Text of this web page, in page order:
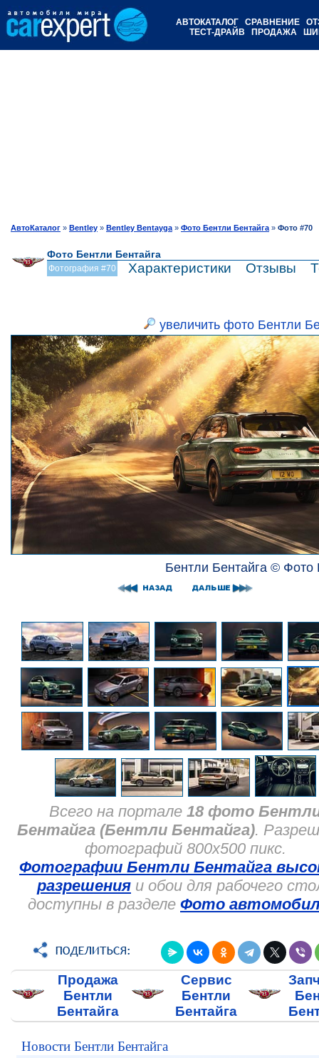
АВТОКАТАЛОГ СРАВНЕНИЕ
ТЕСТ-ДРАЙВ
ПРОДАЖА
АвтоКаталог » Bentley » Bentley Bentayga » Фото Бентли Бентайга » Фото #70
Фото Бентли Бентайга
Фотография #70 Характеристики Отзывы
увеличить фото Бентли
Бентли Бентайга © Фото
Всего на портале 18 фото
Бентайга (Бентли Бентайга).
фотографий 800x500 пикс.
Фотографии Бентли Бентайга
разрешения и обои для рабочего
доступны в разделе Фото
Продажа
Бентли
Бентайга
Сервис
Бентли
Бентайга
Новости Бентли Бентайга